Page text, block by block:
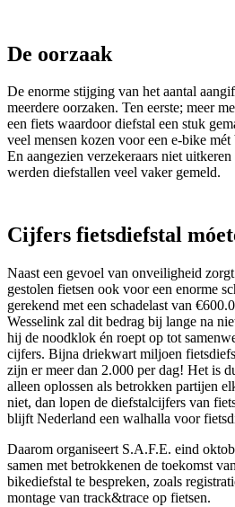
De oorzaak
De enorme stijging van het aantal
meerdere oorzaken. Ten eerste; meer
een fiets waardoor diefstal een stuk
veel mensen kozen voor een e-bike
En aangezien verzekeraars niet
werden diefstallen veel vaker gemeld.
Cijfers fietsdiefstal
Naast een gevoel van onveiligheid
gestolen fietsen ook voor een enorme
gerekend met een schadelast van
Wesselink zal dit bedrag bij lange na
hij de noodklok én roept op tot
cijfers. Bijna driekwart miljoen
zijn er meer dan 2.000 per dag! Het is
alleen oplossen als betrokken partijen
niet, dan lopen de diefstalcijfers van
blijft Nederland een walhalla voor
Daarom organiseert S.A.F.E. eind
samen met betrokkenen de toekomst
bikediefstal te bespreken, zoals
montage van track&trace op fietsen.